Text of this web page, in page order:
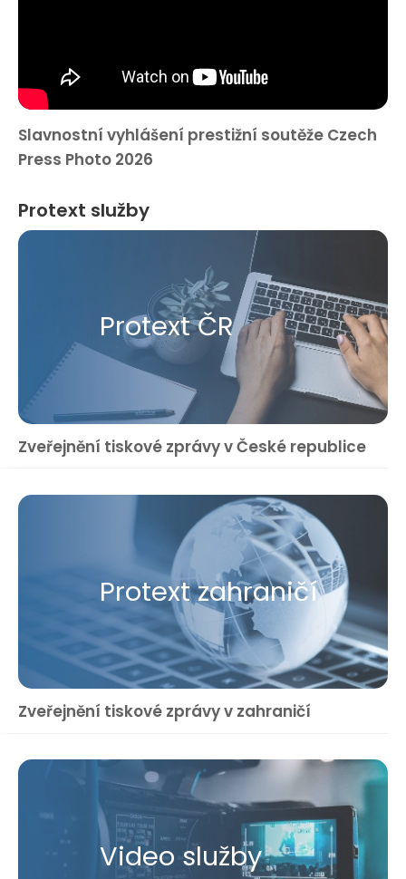
Slavnostní vyhlášení prestižní soutěže Czech
Press Photo 2026
Protext služby
Protext ČR
Zveřejnění tiskové zprávy v České republice
Protext zahraničí
Zveřejnění tiskové zprávy v zahraničí
Video služby